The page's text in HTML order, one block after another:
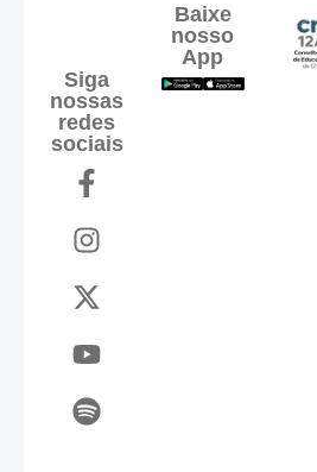
Siga
nossas
redes
sociais
Baixe
nosso
App